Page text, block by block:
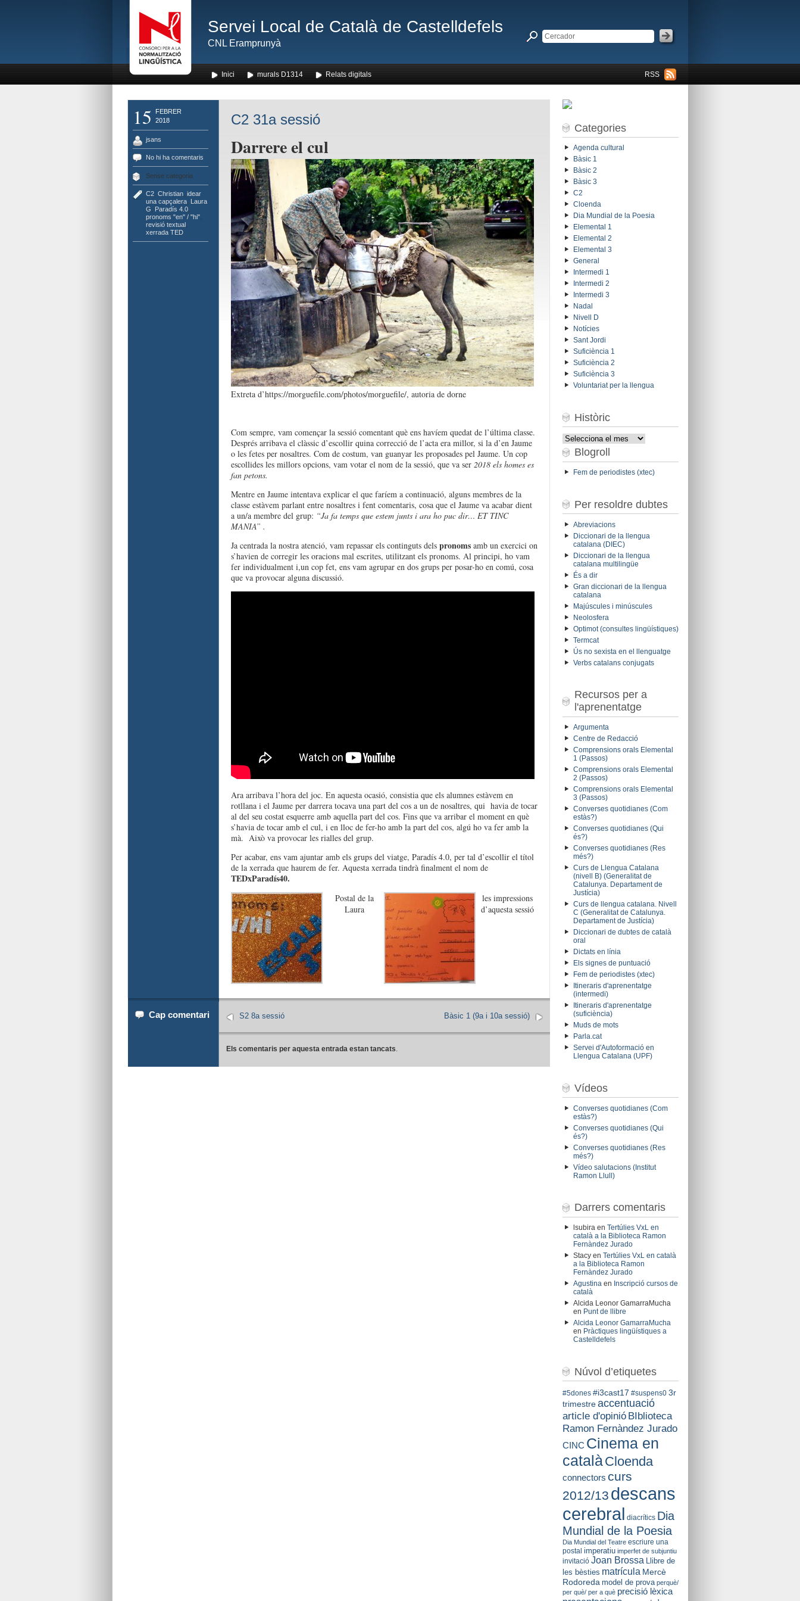
Servei Local de Català de Castelldefels
CNL Eramprunyà
RSS
Inici murals D1314 Relats digitals
15
FEBRER
2018
jsans
No hi ha comentaris
Sense categoria
C2, Christian, idear
una capçalera, Laura
G
Paradís 4.0,
pronoms "en" / "hi",
revisió textual,
xerrada TED
C2 31a sessió
Darrere el cul
Extreta d’https://morguefile.com/photos/morguefile/, autoria de dorne
Com sempre, vam començar la sessió comentant què ens havíem quedat de l’última classe.
Després arribava el clàssic d’escollir quina correcció de l’acta era millor, si la d’en Jaume
o les fetes per nosaltres. Com de costum, van guanyar les proposades pel Jaume. Un cop
escollides les millors opcions, vam votar el nom de la sessió, que va ser 2018 els homes es
fan petons.
Mentre en Jaume intentava explicar el que faríem a continuació, alguns membres de la
classe estàvem parlant entre nosaltres i fent comentaris, cosa que el Jaume va acabar dient
a un/a membre del grup: “Ja fa temps que estem junts i ara ho puc dir… ET TINC
MANIA” .
Ja centrada la nostra atenció, vam repassar els continguts dels pronomsamb un exercici on
s’havien de corregir les oracions mal escrites, utilitzant els pronoms. Al principi, ho vam
fer individualment i,un cop fet, ens vam agrupar en dos grups per posar-ho en comú, cosa
que va provocar alguna discussió.
Ara arribava l’hora del joc. En aquesta ocasió, consistia que els alumnes estàvem en
rotllana i el Jaume per darrera tocava una part del cos a un de nosaltres, qui havia de tocar
al del seu costat esquerre amb aquella part del cos. Fins que va arribar el moment en què
s’havia de tocar amb el cul, i en lloc de fer-ho amb la part del cos, algú ho va fer amb la
mà. Això va provocar les rialles del grup.
Per acabar, ens vam ajuntar amb els grups del viatge, Paradís 4.0, per tal d’escollir el títol
de la xerrada que haurem de fer. Aquesta xerrada tindrà finalment el nom de
TEDxParadís40.
Postal de la
Laura
les impressions
d’aquesta sessió
Cap comentari Bàsic 1 (9a i 10a sessió)
S2 8a sessió
Els comentaris per aquesta entrada estan tancats.
Categories
Agenda cultural
Bàsic 1
Bàsic 2
Bàsic 3
C2
Cloenda
Dia Mundial de la Poesia
Elemental 1
Elemental 2
Elemental 3
General
Intermedi 1
Intermedi 2
Intermedi 3
Nadal
Nivell D
Notícies
Sant Jordi
Suficiència 1
Suficiència 2
Suficiència 3
Voluntariat per la llengua
Històric
Històric
Blogroll
Fem de periodistes (xtec)
Per resoldre dubtes
Abreviacions
Diccionari de la llengua
catalana (DIEC)
Diccionari de la llengua
catalana multilingüe
És a dir
Gran diccionari de la llengua
catalana
Majúscules i minúscules
Neolosfera
Optimot (consultes lingüístiques)
Termcat
Ús no sexista en el llenguatge
Verbs catalans conjugats
Recursos per a
l'aprenentatge
Argumenta
Centre de Redacció
Comprensions orals Elemental
1 (Passos)
Comprensions orals Elemental
2 (Passos)
Comprensions orals Elemental
3 (Passos)
Converses quotidianes (Com
estàs?)
Converses quotidianes (Qui
és?)
Converses quotidianes (Res
més?)
Curs de Llengua Catalana
(nivell B) (Generalitat de
Catalunya. Departament de
Justícia)
Curs de llengua catalana. Nivell
C (Generalitat de Catalunya.
Departament de Justícia)
Diccionari de dubtes de català
oral
Dictats en línia
Els signes de puntuació
Fem de periodistes (xtec)
Itineraris d'aprenentatge
(intermedi)
Itineraris d'aprenentatge
(suficiència)
Muds de mots
Parla.cat
Servei d'Autoformació en
Llengua Catalana (UPF)
Vídeos
Converses quotidianes (Com
estàs?)
Converses quotidianes (Qui
és?)
Converses quotidianes (Res
més?)
Vídeo salutacions (Institut
Ramon Llull)
Darrers comentaris
lsubiraen Tertúlies VxL en
català a la Biblioteca Ramon
Fernàndez Jurado
Stacyen Tertúlies VxL en català
a la Biblioteca Ramon
Fernàndez Jurado
Agustinaen Inscripció cursos de
català
Alcida Leonor GamarraMucha
en Punt de llibre
Alcida Leonor GamarraMucha
en Pràctiques lingüístiques a
Castelldefels
Núvol d’etiquetes
#5dones #i3cast17 #suspens0 3r
trimestre accentuació
article d'opinió BIblioteca
Ramon Fernàndez Jurado
CINC Cinema en
catalàCloenda
connectors curs
2012/13 descans
cerebral diacrítics Dia
Mundial de la Poesia
Dia Mundial del Teatre escriure una
postal imperatiu imperfet de subjuntiu
invitació Joan Brossa
Llibre de
les bèsties matrícula Mercè
Rodoreda model de prova perquè/
per què/ per a què precisió lèxica